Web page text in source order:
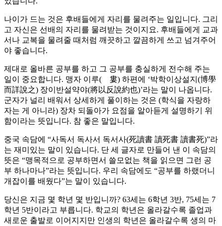
나이가 드는 것은 후배들에게 자리를 물려주는 일입니다. 그리
고 자신은 선배의 자리를 물려받는 것이지요. 후배들에게 교과
서나 교복을 물려줄 때처럼 깨끗하고 깔끔하게 쓰고 넘겨주어
야 좋습니다.
제대로 올바른 공부를 하고 그 공부를 충실하게 전수해 주는
일이 중요합니다. 맹자 이루(離婁) 하편에 ‘박학이상설지(博學
而詳說之) 장이반설약야(將以反說約也)’라는 말이 나옵니다.
군자가 널리 배워서 상세하게 풀이하는 것은 (학식을 자랑하
자는 게 아니라) 장차 되돌아가 요점을 알아듣게 설명하기 위
함이라는 뜻입니다. 참 좋은 말입니다.
중국 속담에 “사독서 독사서 독서사(死讀書 讀死書 讀書死)”라
는 재미있는 말이 있습니다. 단 세 글자로 만들어 낸 이 속담의
뜻은 “맹목적으로 공부하면서 쓸모없는 책을 읽으면 그런 공
부 하나마나”라는 뜻입니다. 우리 속담에도 “공부를 하랬더니
개잡이를 배웠다”는 말이 있습니다.
당신은 지금 몇 학년 몇 반입니까? 63세는 6학년 3반, 75세는 7
학년 5반이라고 부릅니다. 학교의 학년은 올라갈수록 졸업과
새로운 출발로 이어지지만 인생의 학년은 올라갈수록 생의 마